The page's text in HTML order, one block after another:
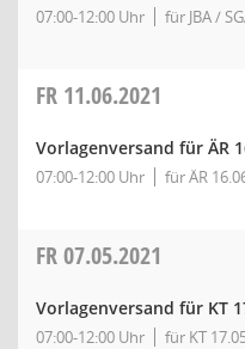
07:00-12:00 Uhr für JBA /
FR 11.06.2021
Vorlagenversand für ÄR
07:00-12:00 Uhr für ÄR
FR07.05.2021
Vorlagenversand für KT
07:00-12:00 Uhr für KT